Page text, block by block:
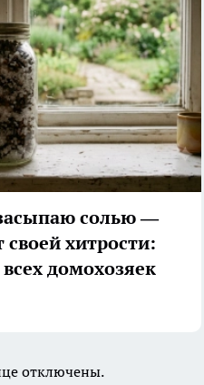
солью —
своей хитрости:
домохозяек
отключены.